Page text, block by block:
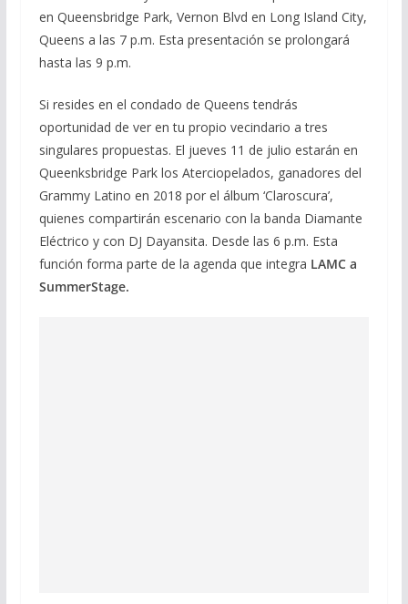
en Queensbridge Park, Vernon Blvd en Long Island City,
Queens a las 7 p.m. Esta presentación se prolongará
hasta las 9 p.m.
Si resides en el condado de Queens tendrás
oportunidad de ver en tu propio vecindario a tres
singulares propuestas. El jueves 11 de julio estarán en
Queenksbridge Park los Aterciopelados, ganadores del
Grammy Latino en 2018 por el álbum ‘Claroscura’,
quienes compartirán escenario con la banda Diamante
Eléctrico y con DJ Dayansita. Desde las 6 p.m. Esta
función forma parte de la agenda que integra LAMC a
SummerStage.